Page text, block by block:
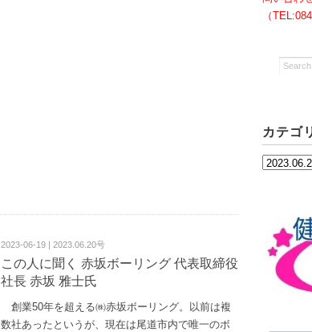
2023-06-19 | 2023.06.20号
この人に聞く 赤坂ボーリング 代表取締役
社長 赤坂 雅士氏
創業50年を超える㈱赤坂ボーリング。以前は複
数社あったというが、現在は尾道市内で唯一のボ
（
カテゴ
カ